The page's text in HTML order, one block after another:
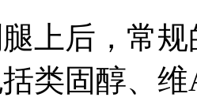
上后，常
类固醇、